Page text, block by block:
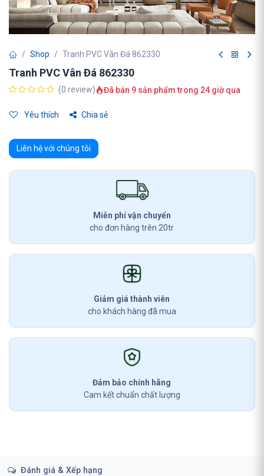
Shop Tranh PVC Vân Đá 862330
Tranh PVC Vân Đá 862330
(0 review) Đã bán 9 sản phẩm trong 24 giờ qua
Yêu thích Chia sẻ
Liên hệ với chúng tôi
Miễn phí vận chuyển
cho đơn hàng trên 20tr
Giảm giá thành viên
cho khách hàng đã mua
Đảm bảo chính hãng
Cam kết chuẩn chất lượng
Đánh giá & Xếp hạng